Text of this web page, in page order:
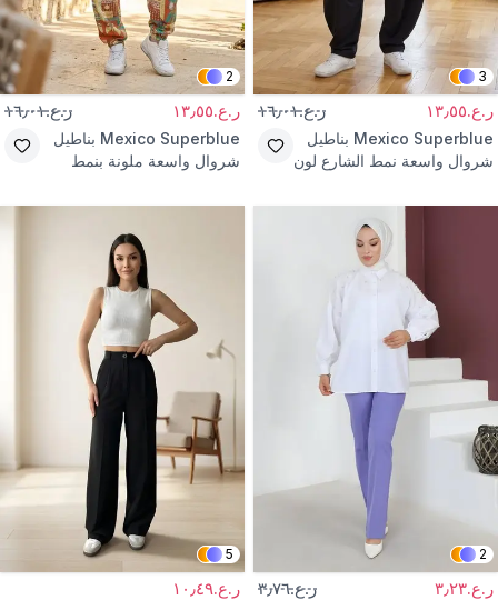
3
ر.ع.١٣٫٥٥ ر.ع.١٦٫٠١
Mexico Superblue بناطيل
شروال واسعة نمط الشارع لون
2
ر.ع.١٣٫٥٥ ر.ع.١٦٫٠١
Mexico Superblue بناطيل
شروال واسعة ملونة بنمط
2
ر.ع.٣٫٢٣ ر.ع.٣٫٧٦
5
ر.ع.١٠٫٤٩